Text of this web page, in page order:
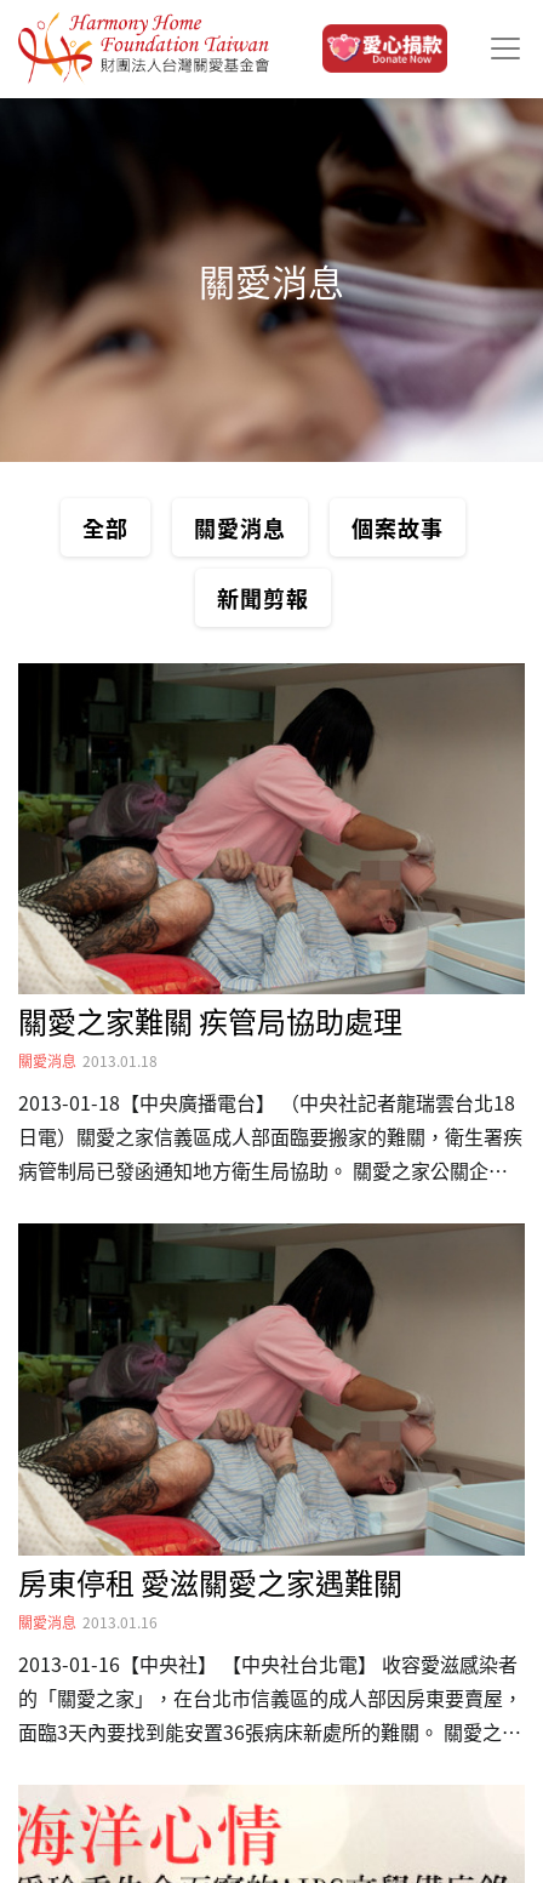
移至主內容
關愛消息
全部 關愛消息 個案故事
新聞剪報
關愛之家難關 疾管局協助處理
關愛消息 2013.01.18
2013-01-18【中央廣播電台】 （中央社記者龍瑞雲台北18
日電）關愛之家信義區成人部面臨要搬家的難關，衛生署疾
病管制局已發函通知地方衛生局協助。 關愛之家公關企劃
的資料，並感謝大家的愛心，目前正在評估分析，安排時間
查訪各地點，盡早尋覓合適地點。 此外，郭立凱說，感謝
政府的關心，考量感染者及感染者家屬的感受，不希望因為
安置而被拆散，希望是整個家一同搬到新的地點並一同生
活。 郭立凱說，目前信義區成人部共收容18名重症、臥床
的感染者，另有14名是具有生活自理能力的感染者，共32
床，希望新地點以36張床約100坪的空間配置才夠。…
房東停租 愛滋關愛之家遇難關
關愛消息 2013.01.16
2013-01-16【中央社】 【中央社台北電】 收容愛滋感染者
的「關愛之家」，在台北市信義區的成人部因房東要賣屋，
面臨3天內要找到能安置36張病床新處所的難關。 關愛之家
來電通知，因為要賣房子，無法再提供承租。 關愛之家表
示，這個消息讓大家陷入愁雲慘霧，心急如焚，目前成人部
都已滿床，況且需要在3天內尋找能安放36張病床、又能設